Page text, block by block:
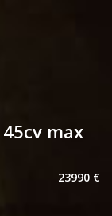
23990